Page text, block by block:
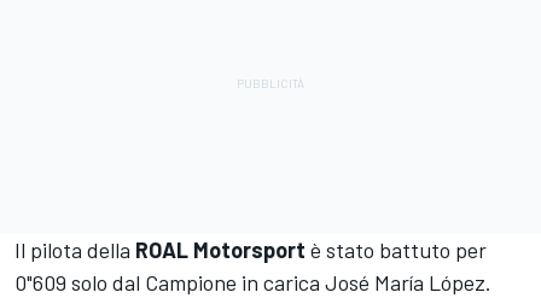
Il pilota della ROAL Motorsport è stato battuto per
0"609 solo dal Campione in carica José María López.